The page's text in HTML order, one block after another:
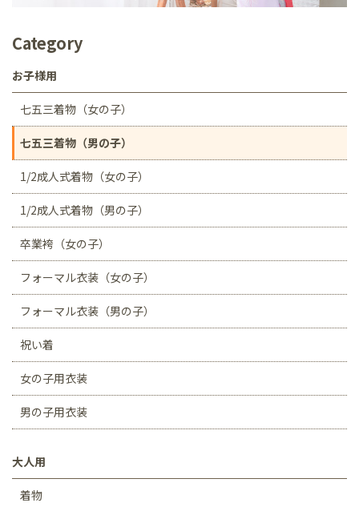
Category
お子様用
七五三着物（女の子）
七五三着物（男の子）
1/2成人式着物（女の子）
1/2成人式着物（男の子）
卒業袴（女の子）
フォーマル衣装（女の子）
フォーマル衣装（男の子）
祝い着
女の子用衣装
男の子用衣装
大人用
着物